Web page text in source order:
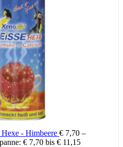
von Speisefettsäuren,
Phenylalaninquelle, kann bei
wirken.
keinen Ersatz für eine
Ernährung sowie für eine
empfohlene Tagesdosis
aufbewahren.
- Himbeere € 7,70 –
€ 7,70 bis € 11,15